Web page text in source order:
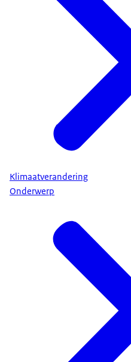
Klimaatverandering
Onderwerp